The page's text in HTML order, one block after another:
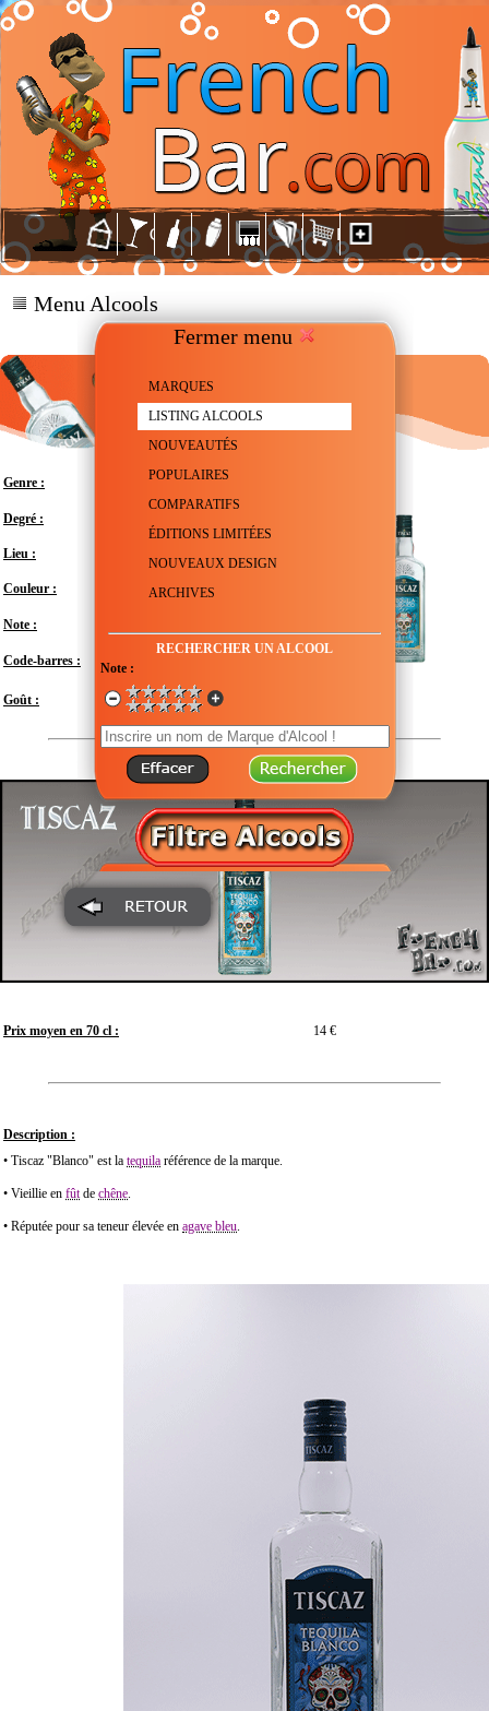
Fermer menu
MARQUES
LISTING ALCOOLS
NOUVEAUTÉS
POPULAIRES
COMPARATIFS
ÉDITIONS LIMITÉES
NOUVEAUX DESIGN
ARCHIVES
RECHERCHER UN ALCOOL
Note :
Menu Alcools
Genre : Tequila
Degré :
Lieu :
Couleur : Transparent
Note :
Code-barres :
Goût : Doux
Prix moyen en 70 cl : 14 €
Description :
• Tiscaz "Blanco" est la tequila référence de la marque.
• Vieillie en fûtde chêne.
• Réputée pour sa teneur élevée en agave bleu.